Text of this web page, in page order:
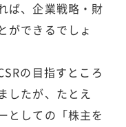
ば、企業戦略・財
ができるでしょ
の目指すところ
したが、たとえ
としての「株主を